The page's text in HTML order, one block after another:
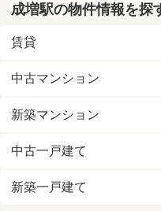
成増駅の物件情報を探
賃貸
中古マンション
新築マンション
中古一戸建て
新築一戸建て